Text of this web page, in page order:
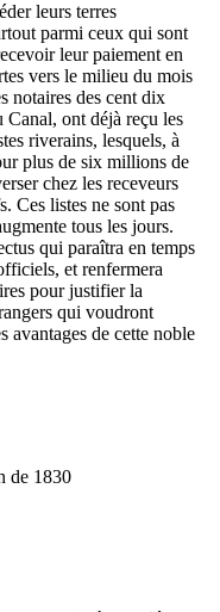
leurs terres
parmi ceux qui sont
leur paiement en
vers le milieu du mois
notaires des cent dix
ont déjà reçu les
riverains, lesquels, à
plus de six millions de
chez les receveurs
Ces listes ne sont pas
tous les jours.
qui paraîtra en temps
et renfermera
pour justifier la
qui voudront
avantages de cette noble
de 1830